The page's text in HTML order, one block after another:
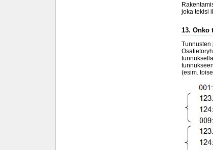
joka tekisi
13. Onko
Tunnusten
(esim.